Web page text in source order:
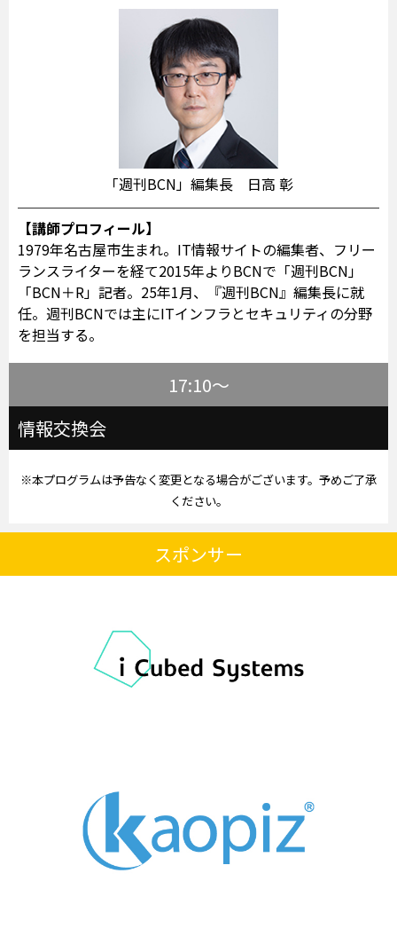
「週刊BCN」編集長 日高 彰
【講師プロフィール】
1979年名古屋市生まれ。IT情報サイトの編集者、フリー
ランスライターを経て2015年よりBCNで「週刊BCN」
「BCN＋R」記者。25年1月、『週刊BCN』編集長に就
任。週刊BCNでは主にITインフラとセキュリティの分野
を担当する。
17:10～
情報交換会
※本プログラムは予告なく変更となる場合がございます。予めご了承
ください。
スポンサー